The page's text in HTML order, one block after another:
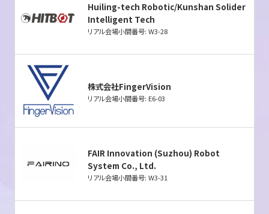
Huiling-tech Robotic/Kunshan Solider
Intelligent Tech
リアル会場小間番号: W3-28
株式会社FingerVision
リアル会場小間番号: E6-03
FAIR Innovation (Suzhou) Robot
System Co., Ltd.
リアル会場小間番号: W3-31